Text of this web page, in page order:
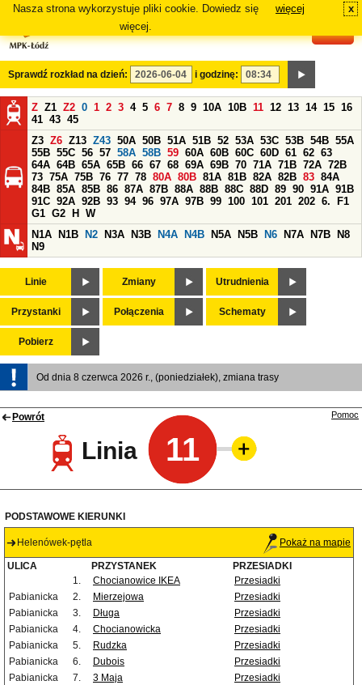
Nasza strona wykorzystuje pliki cookie. Dowiedz się
więcej.
więcej x
Sprawdź rozkład na dzień: i godzinę:
Z Z1 Z2 0 1 2 3 4 5 6 7 8 9 10A 10B 11 12 13 14 15 16
41 43 45
Z3 Z6 Z13 Z43 50A 50B 51A 51B 52 53A 53C 53B 54B 55A
55B 55C 56 57 58A 58B 59 60A 60B 60C 60D 61 62 63
64A 64B 65A 65B 66 67 68 69A 69B 70 71A 71B 72A 72B
73 75A 75B 76 77 78 80A 80B 81A 81B 82A 82B 83 84A
84B 85A 85B 86 87A 87B 88A 88B 88C 88D 89 90 91A 91B
91C 92A 92B 93 94 96 97A 97B 99 100 101 201 202 6.
F1
G1 G2 H
W
N1A
N1B N2 N3A N3B N4A N4B N5A N5B N6 N7A N7B
N8
N9
Linie Zmiany Utrudnienia
Przystanki Połączenia Schematy
Pobierz
Od dnia 8 czerwca 2026 r., (poniedziałek), zmiana trasy
Powrót
Linia 11
Pomoc
PODSTAWOWE KIERUNKI
Helenówek-pętla Pokaż na mapie
ULICA PRZYSTANEK
PRZESIADKI
1.
Chocianowice IKEA
Przesiadki
Pabianicka
2. Mierzejowa
Przesiadki
Pabianicka
3. Długa
Przesiadki
Pabianicka
4. Chocianowicka
Przesiadki
Pabianicka
5. Rudzka
Przesiadki
Pabianicka
6. Dubois
Przesiadki
Pabianicka
7. 3 Maja
Przesiadki